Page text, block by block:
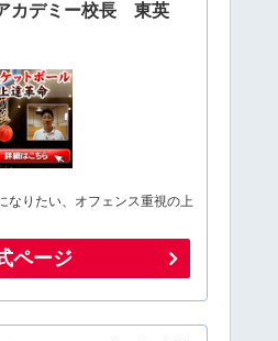
カデミー校長 東英
なりたい、オフェンス重視の上
ページ